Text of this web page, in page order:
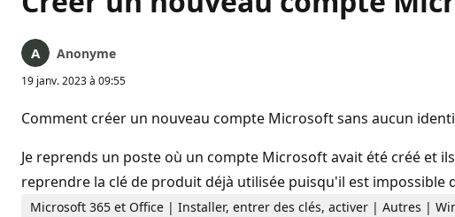
Anonyme
19 janv. 2023 à 09:55
Comment créer un nouveau compte Microsoft sans aucun
Je reprends un poste où un compte Microsoft avait été créé et
reprendre la clé de produit déjà utilisée puisqu'il est
Microsoft 365 et Office | Installer, entrer des clés, activer | Autres |